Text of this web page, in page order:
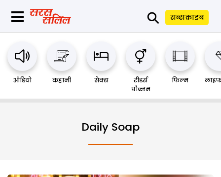
⚲ सब्सक्राइब
ऑडियो कहानी सेक्स
रीडर्स
प्रौब्लम
फिल्म
Daily Soap